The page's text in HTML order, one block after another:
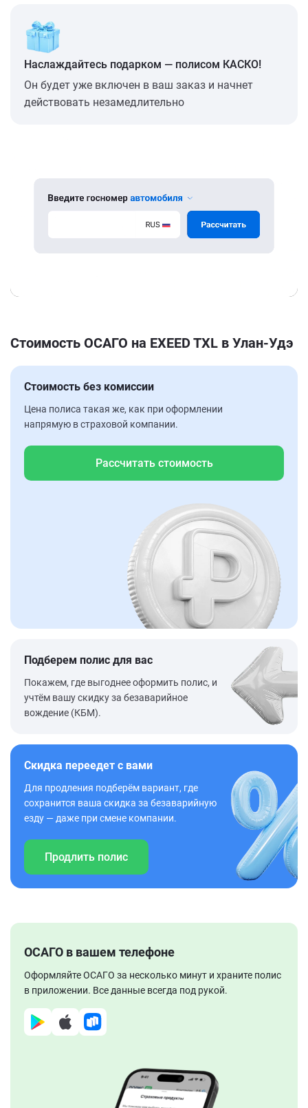
Наслаждайтесь подарком — полисом КАСКО!
Он будет уже включен в ваш заказ и начнет
действовать незамедлительно
Стоимость ОСАГО на EXEED TXL в Улан-Удэ
Стоимость без комиссии
Цена полиса такая же, как при оформлении
напрямую в страховой компании.
Рассчитать стоимость
Подберем полис для вас
Покажем, где выгоднее оформить полис, и
учтём вашу скидку за безаварийное
вождение (КБМ).
Скидка переедет с вами
Для продления подберём вариант, где
сохранится ваша скидка за безаварийную
езду — даже при смене компании.
Продлить полис
ОСАГО в вашем телефоне
Оформляйте ОСАГО за несколько минут и храните полис
в приложении. Все данные всегда под рукой.